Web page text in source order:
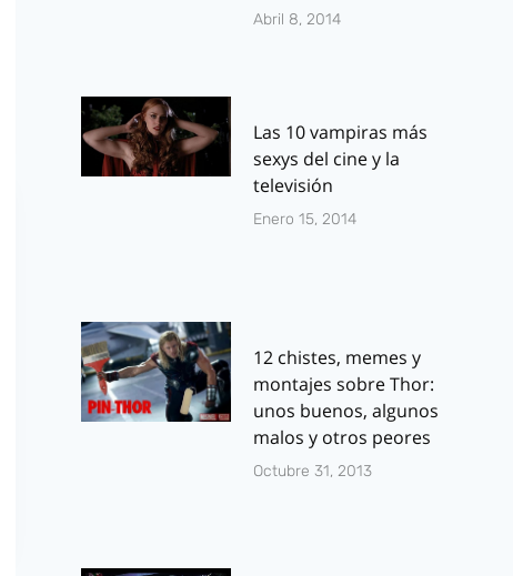
Abril 8, 2014
Las 10 vampiras más
sexys del cine y la
televisión
Enero 15, 2014
12 chistes, memes y
montajes sobre Thor:
unos buenos, algunos
malos y otros peores
Octubre 31, 2013